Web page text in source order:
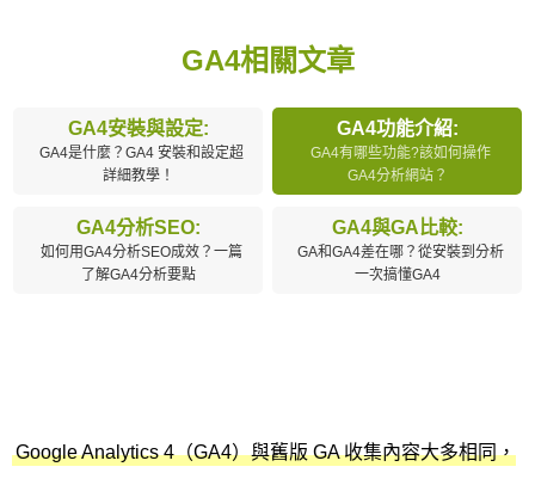
GA4相關文章
GA4安裝與設定:
GA4是什麼？GA4 安裝和設定超
詳細教學！
GA4功能介紹:
GA4有哪些功能?該如何操作
GA4分析網站？
GA4分析SEO:
如何用GA4分析SEO成效？一篇
了解GA4分析要點
GA4與GA比較:
GA和GA4差在哪？從安裝到分析
一次搞懂GA4
Google Analytics 4（GA4）與舊版 GA 收集內容大多相同，